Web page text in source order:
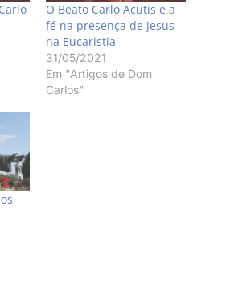
O Beato Carlo Acutis e a
fé na presença de Jesus
na Eucaristia
31/05/2021
Em "Artigos de Dom
Carlos"